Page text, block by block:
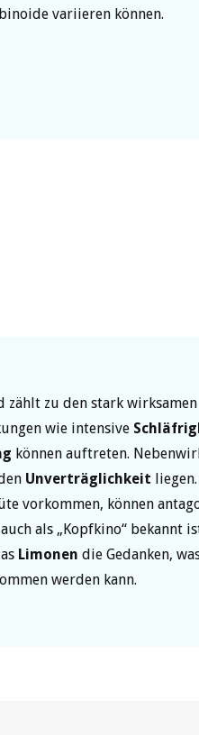
variieren können.
zählt zu den stark wirksamen
wie intensive
können auftreten.
Unverträglichkeit
vorkommen, können
als „Kopfkino“ bekannt
Limonen die Gedanken,
werden kann.